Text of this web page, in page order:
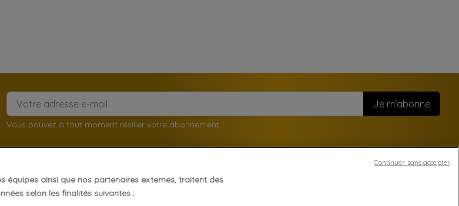
Vous pouvez à tout moment résilier votre abonnement.
À propos
équipes ainsi que nos partenaires externes, traitent des
selon les finalités suivantes :
Continuer sans accepter